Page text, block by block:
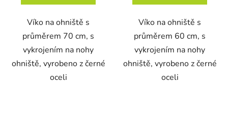
Víko na ohniště s
průměrem 70 cm, s
vykrojením na nohy
ohniště, vyrobeno z černé
oceli
Víko na ohniště s
průměrem 60 cm, s
vykrojením na nohy
ohniště, vyrobeno z černé
oceli